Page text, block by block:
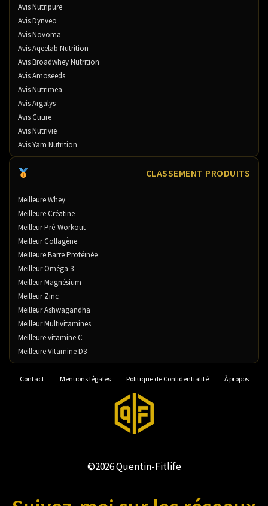
Avis Nutripure
Avis Dynveo
Avis Novoma
Avis Aqeelab Nutrition
Avis Broadwhey Nutrition
Avis Amoseeds
Avis Nutrimea
Avis Argalys
Avis Cuure
Avis Nutrivie
Avis Yam Nutrition
CLASSEMENT PRODUITS
Meilleure Whey
Meilleure Créatine
Meilleur Pré-Workout
Meilleur Collagène
Meilleure Barre Protéinée
Meilleur Oméga 3
Meilleur Magnésium
Meilleur Zinc
Meilleur Ashwagandha
Meilleur Multivitamines
Meilleure vitamine C
Meilleure Vitamine D3
Contact Mentions légales Politique de Confidentialité À propos
©2026 Quentin-Fitlife